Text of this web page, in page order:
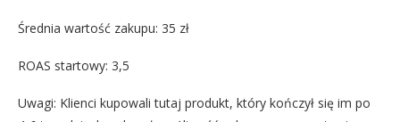
Średnia wartość zakupu: 35 zł
ROAS startowy: 3,5
Uwagi: Klienci kupowali tutaj produkt, który kończył się im po